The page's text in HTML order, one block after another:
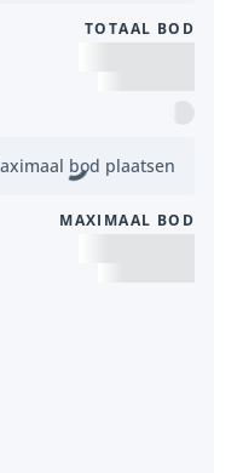
TOTAAL BOD
bod plaatsen
MAXIMAAL BOD